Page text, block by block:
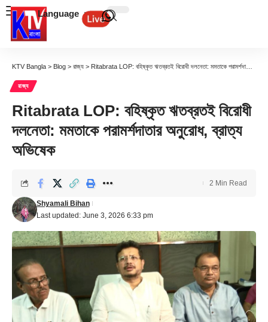
Language
KTV Bangla > Blog > রাজ্য > Ritabrata LOP: বহিষ্কৃত ঋতব্রতই বিরোধী দলনেতা: মমতাকে পরামর্শদাতার অনুরোধ, ব্রাত্য অভিষেক
রাজ্য
Ritabrata LOP: বহিষ্কৃত ঋতব্রতই বিরোধী
দলনেতা: মমতাকে পরামর্শদাতার অনুরোধ, ব্রাত্য
অভিষেক
Last updated: June 3, 2026 6:33 pm
Shyamali Bihan
2 Min Read